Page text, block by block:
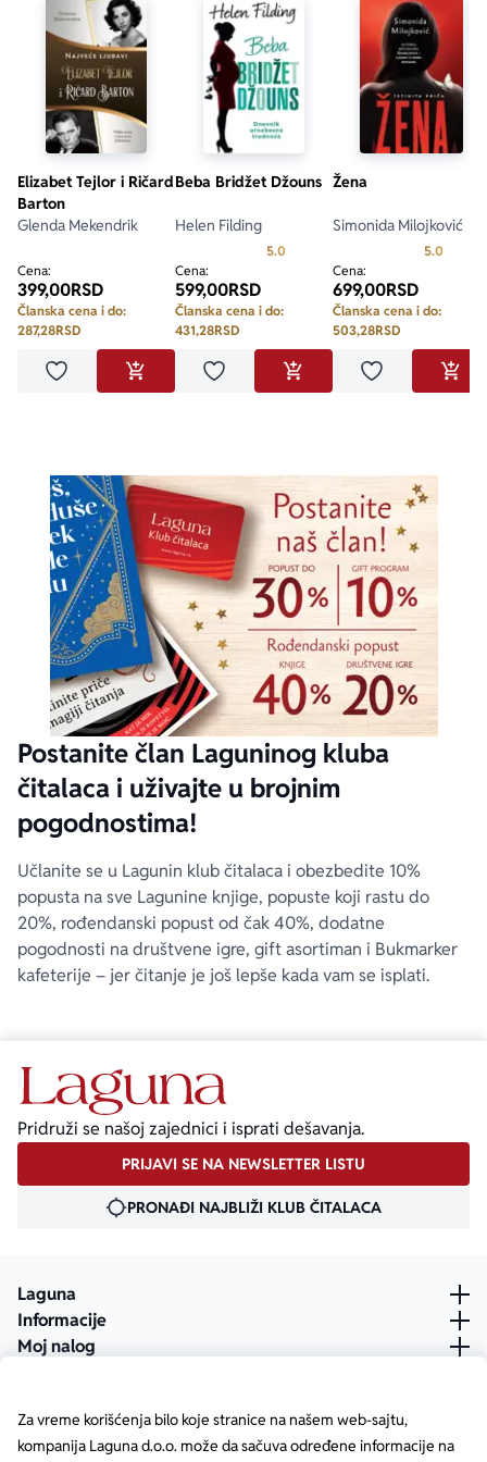
Za vreme korišćenja bilo koje stranice na našem web-sajtu,
kompanija Laguna d.o.o. može da sačuva određene informacije na
Elizabet Tejlor i Ričard
Barton
Glenda Mekendrik
Cena:
399,00RSD
Članska cena i do:
287,28RSD
Dodaj u omiljeneDODAJ U KORPU
Beba Bridžet Džouns
Helen Filding
5.0 Prosecna ocena je 5.0 od 5
Cena:
599,00RSD
Članska cena i do:
431,28RSD
Dodaj u omiljeneDODAJ U KORPU
Žena
Simonida Milojković
5.0
Cena:
699,00RSD
Članska cena i do:
503,28RSD
Dodaj u
Postanite član Laguninog kluba
čitalaca i uživajte u brojnim
pogodnostima!
Učlanite se u Lagunin klub čitalaca i obezbedite 10%
popusta na sve Lagunine knjige, popuste koji rastu do
20%, rođendanski popust od čak 40%, dodatne
pogodnosti na društvene igre, gift asortiman i Bukmarker
kafeterije – jer čitanje je još lepše kada vam se isplati.
Pridruži se našoj zajednici i isprati dešavanja.
PRIJAVI SE NA NEWSLETTER LISTU
PRONAĐI NAJBLIŽI KLUB ČITALACA
Laguna
Informacije
Moj nalog